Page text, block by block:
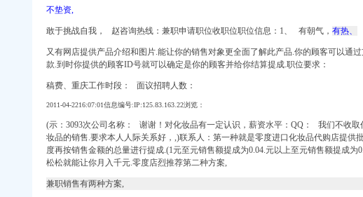
册）
口权）
（工商变更）
中 （工商注册）
册）
）
口报关代理
个体户_进出口权申请
不垫资,
敢于挑战自我， 赵咨询热线：兼职申请职位收职位职位信息：1、 有朝气， 有热、
又有网店提供产品介绍和图片.能让你的销售对象更全面了解此产品.你的顾客可以通
款.到时你提供的顾客ID号就可以确定是你的顾客并给你结算提成.职位要求：
稿费、 重庆工作时段： 面议招聘人数：
2011-04-2216:07:01信息编号:IP:125.83.163.22浏览：
(示：3093次公司名称： 谢谢！对化妆品有一定认识，薪资水平：QQ： 我们不收取
妆品的销售.要求本人人际关系好，,)联系人：第一种就是零度进口化妆品代购店提供
度再按销售金额的总量进行提成.(1元至元销售额提成为0.04.元以上至元销售额提成为
松松就能让你月入千元.零度店烈推荐第二种方案,
兼职销售有两种方案,